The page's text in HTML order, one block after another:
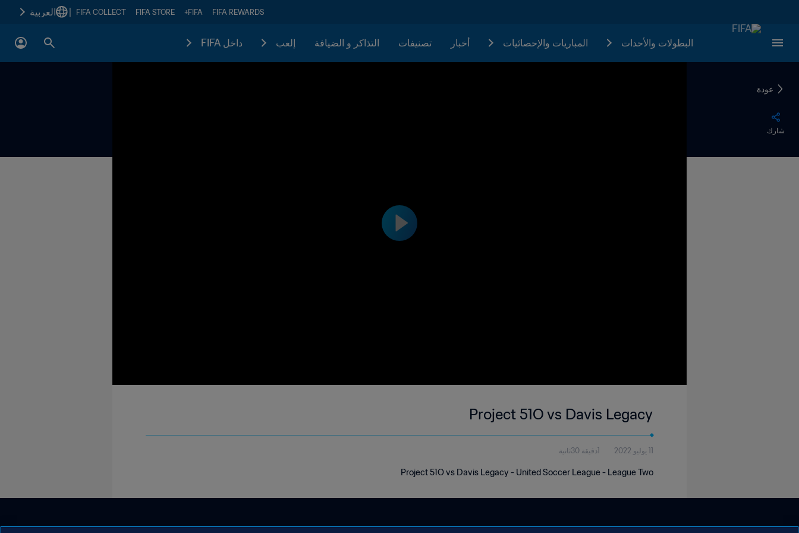
FIFA REWARDS
FIFA+
FIFA STORE
FIFA COLLECT العربية
البطولات والأحدات المباريات والإحصائيات أخبار تصنيفات التذاكر و الضيافة إلعب داخل FIFA
عودة
شارك
Project 51O vs Davis Legacy
11 يوليو 2022 1دقيقة 30ثانية
Project 51O vs Davis Legacy - United Soccer League - League Two